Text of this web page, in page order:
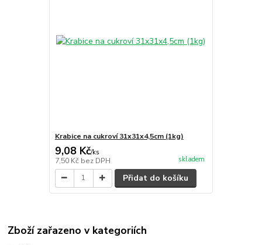
Krabice na cukroví 31x31x4,5cm (1kg)
9,08 Kč/ks
7,50 Kč bez DPH skladem
Přidat do košíku
Zboží zařazeno v kategoriích